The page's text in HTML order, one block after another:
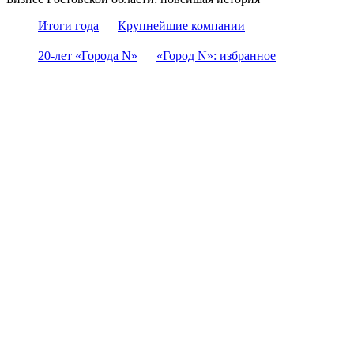
Итоги года
Крупнейшие компании
20-лет «Города N» «Город N»: избранное